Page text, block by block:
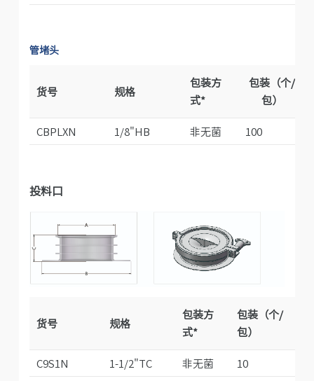
管堵头
货号 规格
包装方
式*
包装（个/
包）
CBPLXN
1/8"HB 非无菌 100
投料口
货号 规格
包装方
式*
包装（个/
包）
C9S1N
1-1/2"TC 非无菌 10